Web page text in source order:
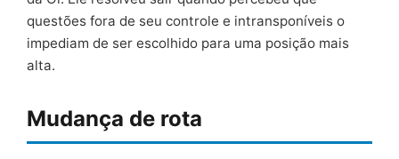
questões fora de seu controle e intransponíveis o
impediam de ser escolhido para uma posição mais
alta.
Mudança de rota